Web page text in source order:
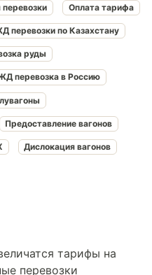
Оплата тарифа
перевозки по Казахстану
руды
перевозка в Россию
Предоставление вагонов
Дислокация вагонов
тарифы на
перевозки